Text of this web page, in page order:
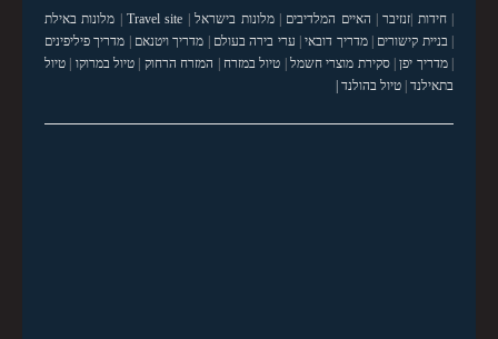
|חידות זנזיבר| האיים המלדיבים |מלונות בישראל|
Travel site
| מלונות באילת
|בניית קישורים |מדריך דובאי| ערי בירה בעולם מדריך ויטנאם
מדריך פיליפינים
|מדריך יפן|סקירת מוצרי חשמל טיול במזרח המזרח הרחוק טיול במרוקו
טיול
בתאילנד טיול בהולנד |